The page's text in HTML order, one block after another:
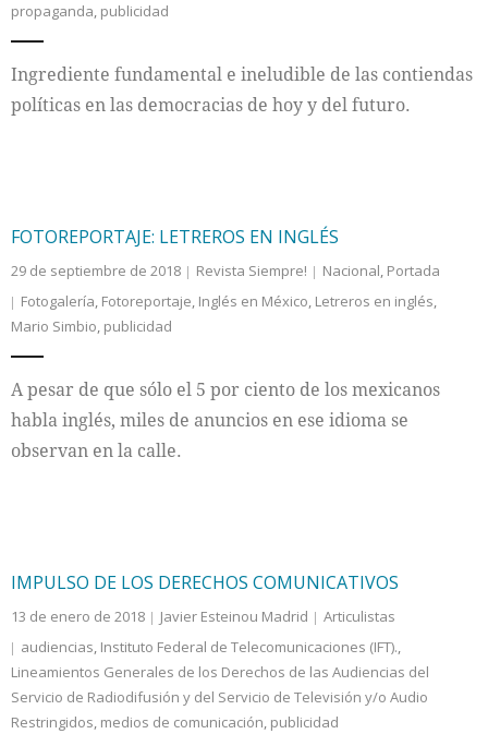
propaganda, publicidad
Ingrediente fundamental e ineludible de las contiendas
políticas en las democracias de hoy y del futuro.
FOTOREPORTAJE: LETREROS EN INGLÉS
29 de septiembre de 2018 Revista Siempre! Nacional, Portada
Fotogalería, Fotoreportaje, Inglés en México, Letreros en inglés,
Mario Simbio, publicidad
A pesar de que sólo el 5 por ciento de los mexicanos
habla inglés, miles de anuncios en ese idioma se
observan en la calle.
IMPULSO DE LOS DERECHOS COMUNICATIVOS
13 de enero de 2018 Javier Esteinou Madrid
Articulistas
audiencias, Instituto Federal de Telecomunicaciones (IFT).,
Lineamientos Generales de los Derechos de las Audiencias del
Servicio de Radiodifusión y del Servicio de Televisión y/o Audio
Restringidos, medios de comunicación, publicidad